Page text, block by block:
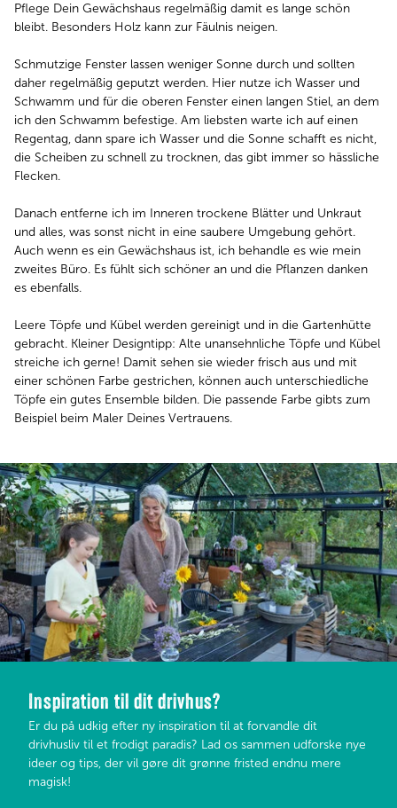
Pflege Dein Gewächshaus regelmäßig damit es lange schön
bleibt. Besonders Holz kann zur Fäulnis neigen.
Schmutzige Fenster lassen weniger Sonne durch und sollten
daher regelmäßig geputzt werden. Hier nutze ich Wasser und
Schwamm und für die oberen Fenster einen langen Stiel, an dem
ich den Schwamm befestige. Am liebsten warte ich auf einen
Regentag, dann spare ich Wasser und die Sonne schafft es nicht,
die Scheiben zu schnell zu trocknen, das gibt immer so hässliche
Flecken.
Danach entferne ich im Inneren trockene Blätter und Unkraut
und alles, was sonst nicht in eine saubere Umgebung gehört.
Auch wenn es ein Gewächshaus ist, ich behandle es wie mein
zweites Büro. Es fühlt sich schöner an und die Pflanzen danken
es ebenfalls.
Leere Töpfe und Kübel werden gereinigt und in die Gartenhütte
gebracht. Kleiner Designtipp: Alte unansehnliche Töpfe und Kübel
streiche ich gerne! Damit sehen sie wieder frisch aus und mit
einer schönen Farbe gestrichen, können auch unterschiedliche
Töpfe ein gutes Ensemble bilden. Die passende Farbe gibts zum
Beispiel beim Maler Deines Vertrauens.
Inspiration til dit drivhus?
Er du på udkig efter ny inspiration til at forvandle dit
drivhusliv til et frodigt paradis? Lad os sammen udforske nye
ideer og tips, der vil gøre dit grønne fristed endnu mere
magisk!